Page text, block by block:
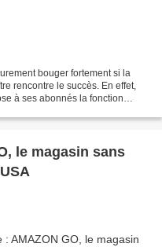
bouger fortement si la
rencontre le succès. En effet,
à ses abonnés la fonction
le magasin sans